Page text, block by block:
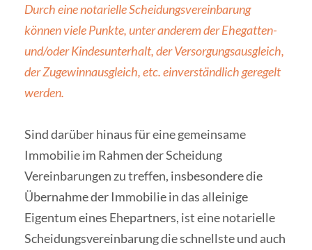
Durch eine notarielle Scheidungsvereinbarung
können viele Punkte, unter anderem der Ehegatten-
und/oder Kindesunterhalt, der Versorgungsausgleich,
der Zugewinnausgleich, etc. einverständlich geregelt
werden.
Sind darüber hinaus für eine gemeinsame
Immobilie im Rahmen der Scheidung
Vereinbarungen zu treffen, insbesondere die
Übernahme der Immobilie in das alleinige
Eigentum eines Ehepartners, ist eine notarielle
Scheidungsvereinbarung die schnellste und auch